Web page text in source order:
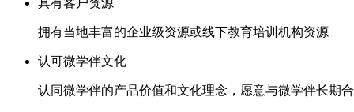
具有客户资源
拥有当地丰富的企业级资源或线下教育培训机构资源
认可微学伴文化
认同微学伴的产品价值和文化理念，愿意与微学伴长期